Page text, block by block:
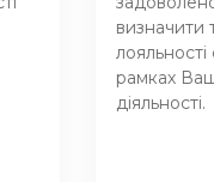
визначити
рамках
діяльності.